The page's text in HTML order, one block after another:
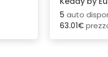
5 auto
63.01€